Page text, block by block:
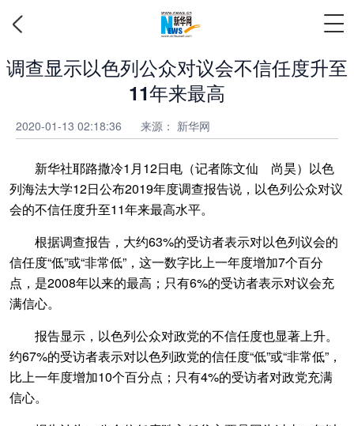
调查显示以色列公众对议会不信任度升至
11年来最高
2020-01-13 02:18:36 来源： 新华网
新华社耶路撒冷1月12日电（记者陈文仙 尚昊）以色
列海法大学12日公布2019年度调查报告说，以色列公众对议
会的不信任度升至11年来最高水平。
根据调查报告，大约63%的受访者表示对以色列议会的
信任度“低”或“非常低”，这一数字比上一年度增加7个百分
点，是2008年以来的最高；只有6%的受访者表示对议会充
满信心。
报告显示，以色列公众对政党的不信任度也显著上升。
约67%的受访者表示对以色列政党的信任度“低”或“非常低”，
比上一年度增加10个百分点；只有4%的受访者对政党充满
信心。